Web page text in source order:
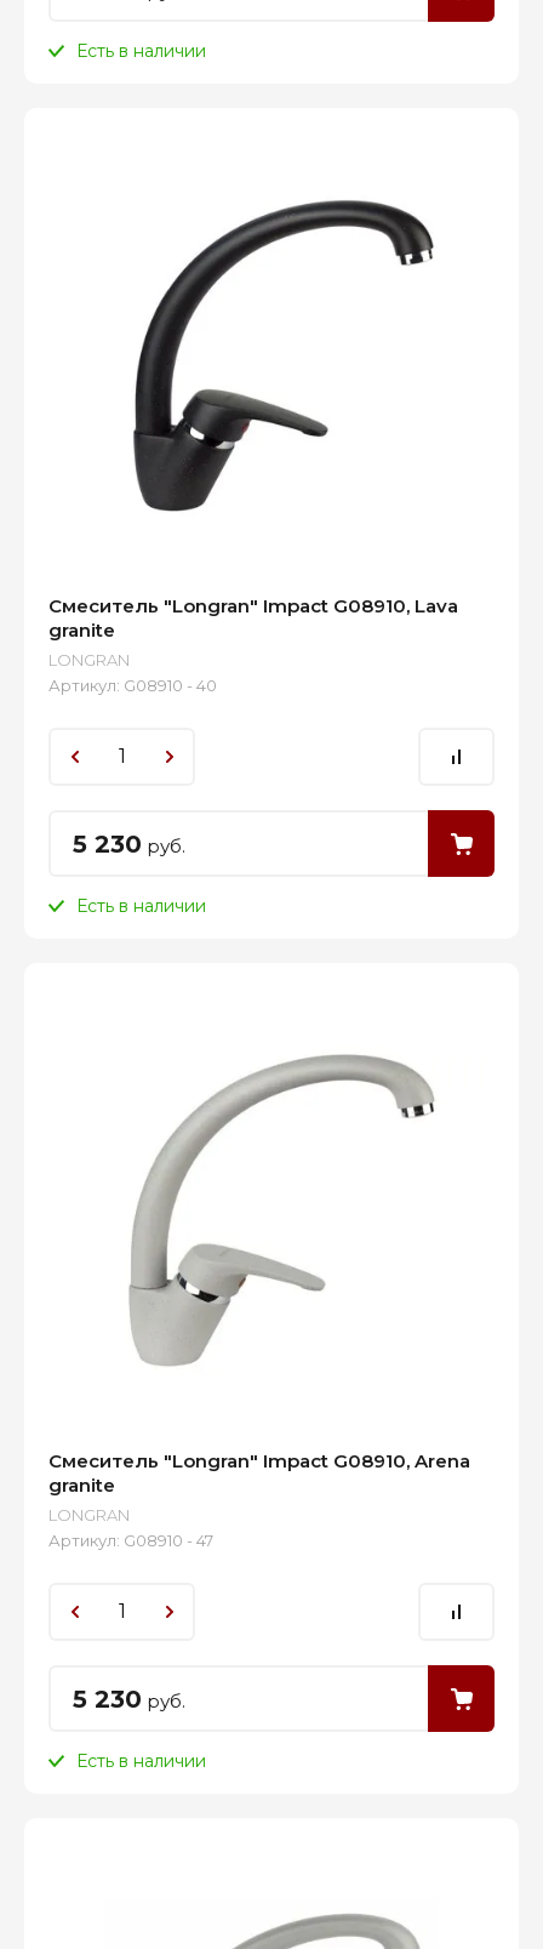
Есть в наличии
Смеситель "Longran" Impact G08910, Lava
granite
LONGRAN
Артикул: G08910 - 40
5 230 руб.
Есть в наличии
Смеситель "Longran" Impact G08910, Arena
granite
LONGRAN
Артикул: G08910 - 47
5 230 руб.
Есть в наличии